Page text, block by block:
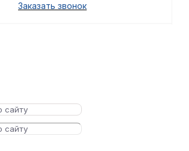
Заказать звонок